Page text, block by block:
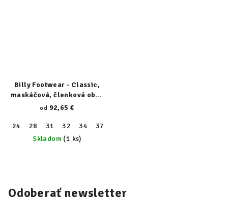
Billy Footwear - Classic,
maskáčová, členková obuv
22317-340
od 92,65 €
24 28 31 32 34 37
Skladom (1 ks)
Odoberať newsletter